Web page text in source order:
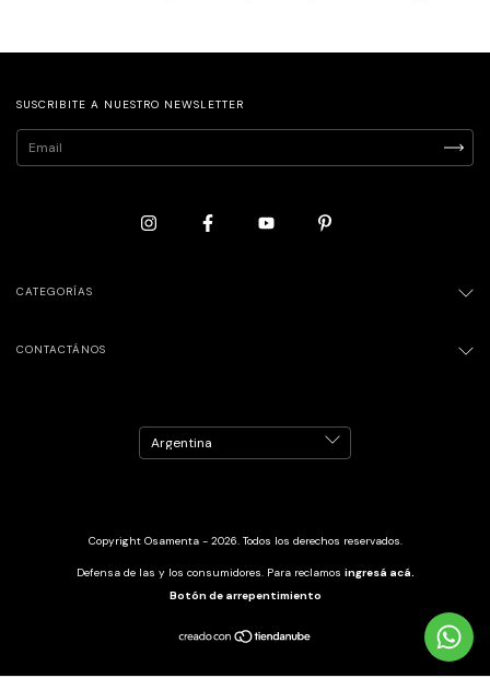
SUSCRIBITE A NUESTRO NEWSLETTER
CATEGORÍAS
CONTACTÁNOS
Copyright Osamenta - 2026. Todos los derechos reservados.
Defensa de las y los consumidores. Para reclamos ingresá acá.
Botón de arrepentimiento